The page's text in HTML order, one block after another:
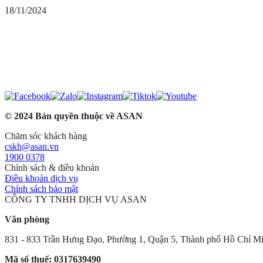
18/11/2024
© 2024 Bản quyền thuộc về ASAN
Chăm sóc khách hàng
cskh@asan.vn
1900 0378
Chính sách & điều khoản
Điều khoản dịch vụ
Chính sách bảo mật
CÔNG TY TNHH DỊCH VỤ ASAN
Văn phòng
831 - 833 Trần Hưng Đạo, Phường 1, Quận 5, Thành phố Hồ Chí
Mã số thuế: 0317639490